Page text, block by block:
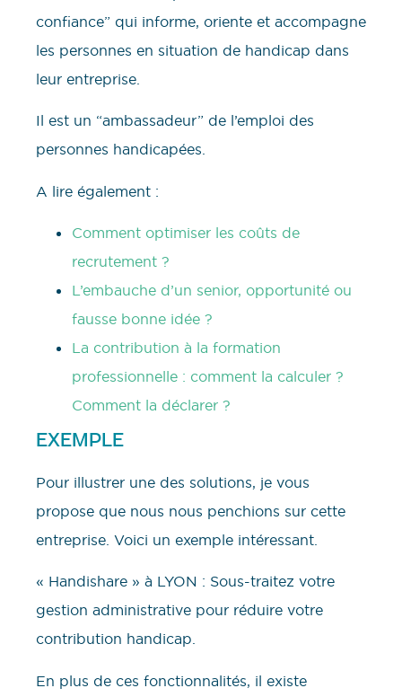
confiance” qui informe, oriente et accompagne
les personnes en situation de handicap dans
leur entreprise.
Il est un “ambassadeur” de l’emploi des
personnes handicapées.
A lire également :
Comment optimiser les coûts de
recrutement ?
L’embauche d’un senior, opportunité ou
fausse bonne idée ?
La contribution à la formation
professionnelle : comment la calculer ?
Comment la déclarer ?
EXEMPLE
Pour illustrer une des solutions, je vous
propose que nous nous penchions sur cette
entreprise. Voici un exemple intéressant.
« Handishare » à LYON : Sous-traitez votre
gestion administrative pour réduire votre
contribution handicap.
En plus de ces fonctionnalités, il existe